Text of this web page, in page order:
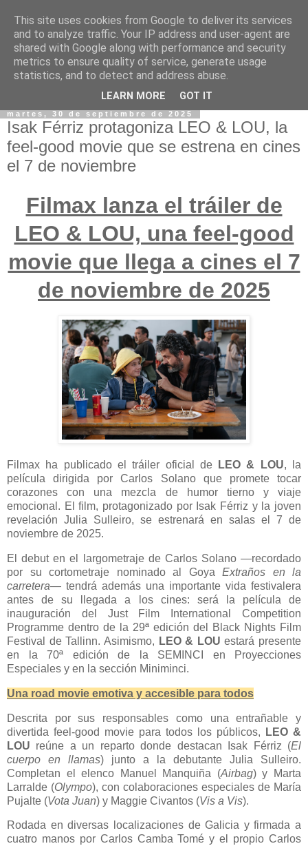
martes, 30 de septiembre de 2025
Isak Férriz protagoniza LEO & LOU, la
feel-good movie que se estrena en cines
el 7 de noviembre
Filmax lanza el tráiler de
LEO & LOU, una feel-good
movie que llega a cines el 7
de noviembre de 2025
Filmax ha publicado el tráiler oficial de LEO & LOU, la
película dirigida por Carlos Solano que promete tocar
corazones con una mezcla de humor tierno y viaje
emocional. El film, protagonizado por Isak Férriz y la joven
revelación Julia Sulleiro, se estrenará en salas el 7 de
noviembre de 2025.
El debut en el largometraje de Carlos Solano —recordado
por su cortometraje nominado al Goya Extraños en la
carretera— tendrá además una importante vida festivalera
antes de su llegada a los cines: será la película de
inauguración del Just Film International Competition
Programme dentro de la 29ª edición del Black Nights Film
Festival de Tallinn. Asimismo, LEO & LOU estará presente
en la 70ª edición de la SEMINCI en Proyecciones
Especiales y en la sección Miniminci.
Una road movie emotiva y accesible para todos
Descrita por sus responsables como una entrañable y
divertida feel-good movie para todos los públicos,
LEO &
LOU reúne a un reparto donde destacan Isak Férriz (El
cuerpo en llamas) junto a la debutante Julia Sulleiro.
Completan el elenco Manuel Manquiña (Airbag) y Marta
Larralde (Olympo), con colaboraciones especiales de María
Pujalte (Vota Juan) y Maggie Civantos (Vis a Vis).
Rodada en diversas localizaciones de Galicia y firmada a
cuatro manos por Carlos Camba Tomé y el propio Carlos
This site uses cookies from Google to deliver its services
and to analyze traffic. Your IP address and user-agent are
shared with Google along with performance and security
metrics to ensure quality of service, generate usage
statistics, and to detect and address abuse.
LEARN MORE GOT IT